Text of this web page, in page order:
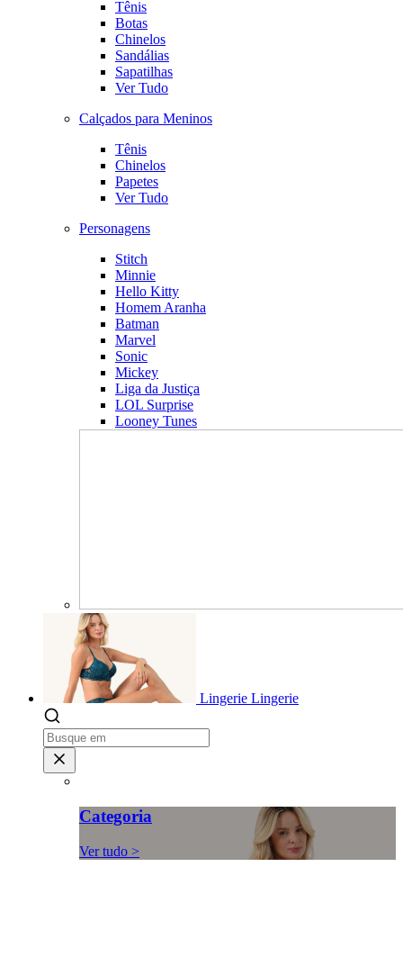
Tênis
Botas
Chinelos
Sandálias
Sapatilhas
Ver Tudo
Calçados para Meninos
Tênis
Chinelos
Papetes
Ver Tudo
Personagens
Stitch
Minnie
Hello Kitty
Homem Aranha
Batman
Marvel
Sonic
Mickey
Liga da Justiça
LOL Surprise
Looney Tunes
Lingerie Lingerie
Categoria
Ver tudo >